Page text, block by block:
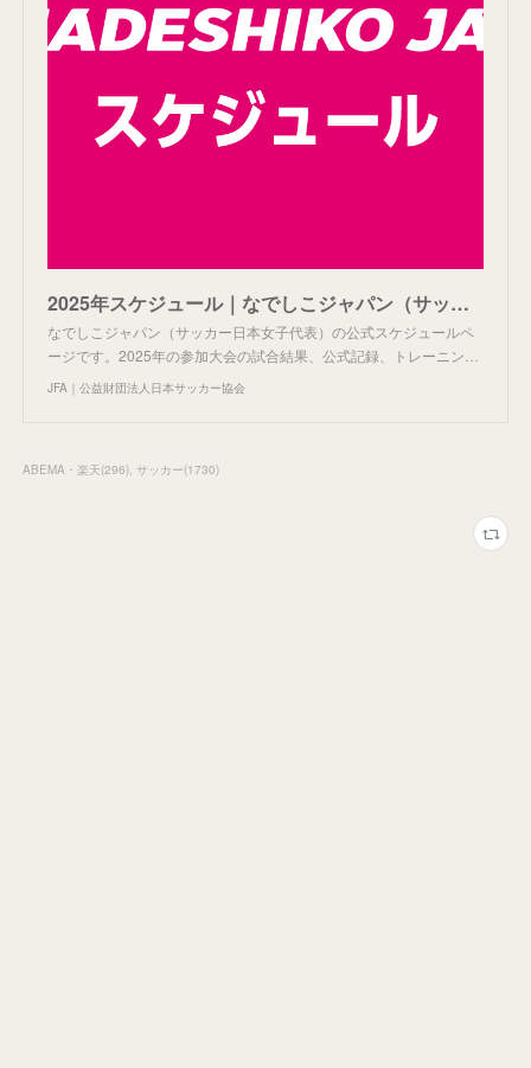
2025年スケジュール｜なでしこジャパン（サッカー日本女子代表）｜JFA.jp
なでしこジャパン（サッカー日本女子代表）の公式スケジュールペ
ージです。2025年の参加大会の試合結果、公式記録、トレーニン…
JFA｜公益財団法人日本サッカー協会
ABEMA・楽天(296) サッカー(1730)